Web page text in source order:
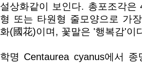
설상화같이 보인다. 총포조각
형 또는 타원형 줄모양으로 가
화(國花)이며, 꽃말은 '행복감'이
학명 Centaurea cyanus에서 종